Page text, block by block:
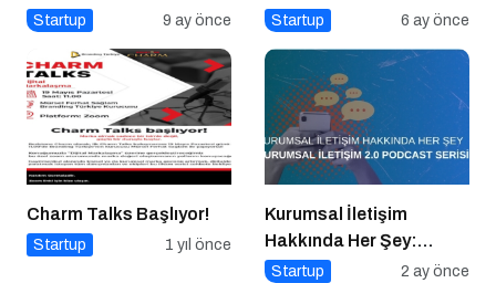
Geri Sayım Başladı
Startup 9 ay önce Startup 6 ay önce
Charm Talks Başlıyor!
Startup 1 yıl önce
Kurumsal İletişim
Hakkında Her Şey:
Kurumsal İletişim 2.0
Startup 2 ay önce